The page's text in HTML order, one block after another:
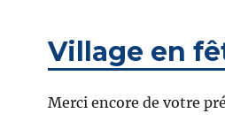
Village en
Merci encore de votre